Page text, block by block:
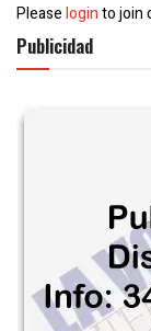
Pleaseloginto join
Publicidad